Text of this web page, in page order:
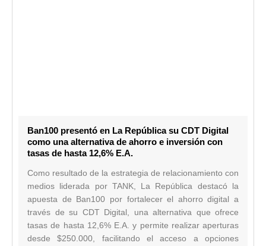
Ban100 presentó en La República su CDT Digital
como una alternativa de ahorro e inversión con
tasas de hasta 12,6% E.A.
Como resultado de la estrategia de relacionamiento con
medios liderada por TANK, La República destacó la
apuesta de Ban100 por fortalecer el ahorro digital a
través de su CDT Digital, una alternativa que ofrece
tasas de hasta 12,6% E.A. y permite realizar aperturas
desde $250.000, facilitando el acceso a opciones